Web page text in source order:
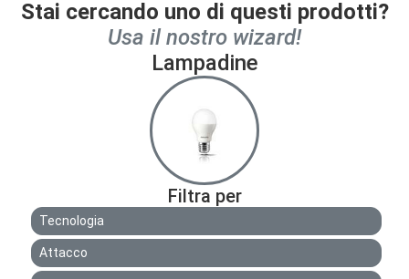
Stai cercando uno di questi prodotti?
Usa il nostro wizard!
Lampadine
Filtra per
Tecnologia
Attacco